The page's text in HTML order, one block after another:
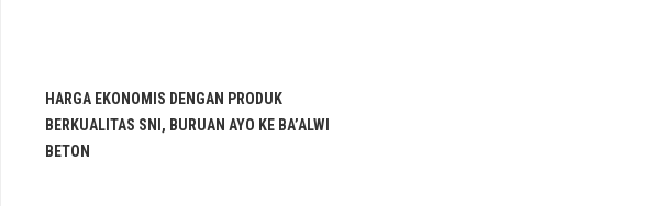
HARGA EKONOMIS DENGAN PRODUK
BERKUALITAS SNI, BURUAN AYO KE BA’ALWI
BETON